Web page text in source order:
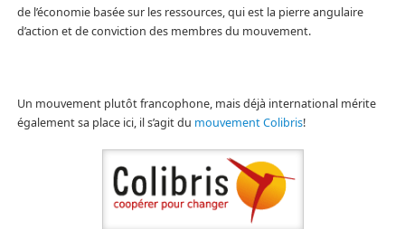
de l’économie basée sur les ressources, qui est la pierre angulaire
d’action et de conviction des membres du mouvement.
Un mouvement plutôt francophone, mais déjà international mérite
également sa place ici, il s’agit du mouvement Colibris!